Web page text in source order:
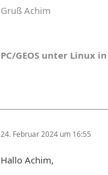
Gruß Achim
PC/GEOS unter Linux in
24. Februar 2024 um 16:55
Hallo Achim,